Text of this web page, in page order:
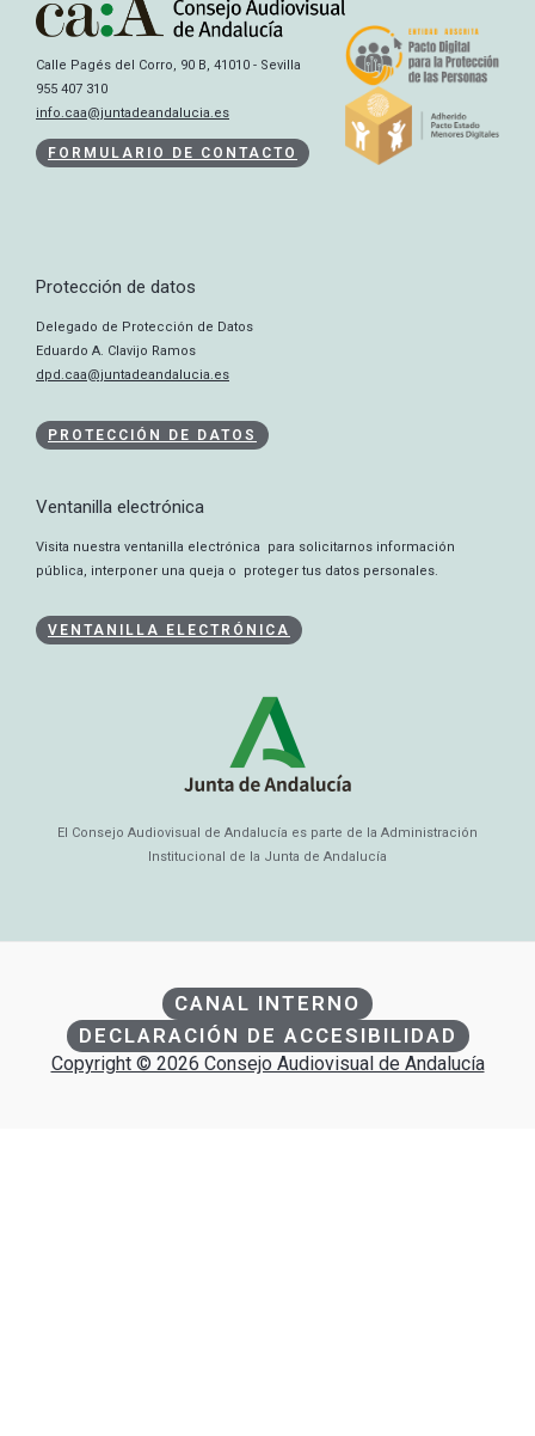
Calle Pagés del Corro, 90 B, 41010 - Sevilla
955 407 310
info.caa@juntadeandalucia.es
FORMULARIO DE CONTACTO
Protección de datos
Delegado de Protección de Datos
Eduardo A. Clavijo Ramos
dpd.caa@juntadeandalucia.es
PROTECCIÓN DE DATOS
Ventanilla electrónica
Visita nuestra ventanilla electrónica para solicitarnos información
pública, interponer una queja o proteger tus datos personales.
VENTANILLA ELECTRÓNICA
El Consejo Audiovisual de Andalucía es parte de la Administración
Institucional de la Junta de Andalucía
CANAL INTERNO
DECLARACIÓN DE ACCESIBILIDAD
Copyright © 2026 Consejo Audiovisual de Andalucía